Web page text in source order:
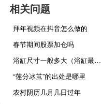
相关问题
拜年视频在抖音怎么做的
春节期间股票加仓吗
浴缸尺寸一般多大（浴缸最小尺寸是多少）
“莲分冰茧”的出处是哪里
农村阴历几月几日过年